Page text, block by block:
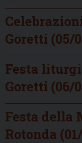
Goretti (05/
Festa
Goretti (06/
Festa della
Rotonda